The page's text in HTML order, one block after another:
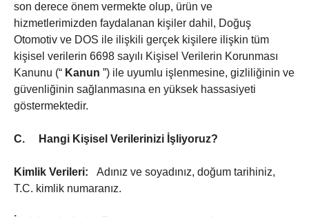
son derece önem vermekte olup, ürün ve
hizmetlerimizden faydalanan kişiler dahil, Doğuş
Otomotiv ve DOS ile ilişkili gerçek kişilere ilişkin tüm
kişisel verilerin 6698 sayılı Kişisel Verilerin Korunması
Kanunu (“ Kanun ”) ile uyumlu işlenmesine, gizliliğinin ve
güvenliğinin sağlanmasına en yüksek hassasiyeti
göstermektedir.
C. Hangi Kişisel Verilerinizi İşliyoruz?
Kimlik Verileri: Adınız ve soyadınız, doğum tarihiniz,
T.C. kimlik numaranız.